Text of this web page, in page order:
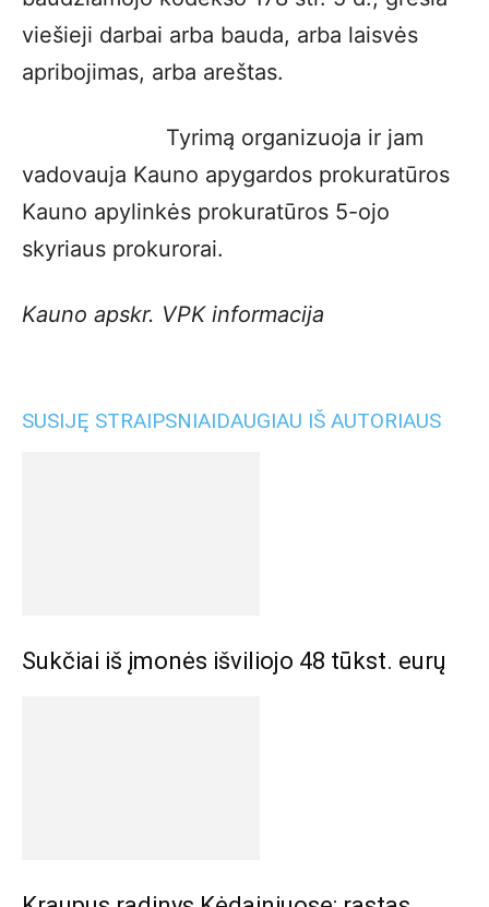
viešieji darbai arba bauda, arba laisvės
apribojimas, arba areštas.
Tyrimą organizuoja ir jam
vadovauja Kauno apygardos prokuratūros
Kauno apylinkės prokuratūros 5-ojo
skyriaus prokurorai.
Kauno apskr. VPK informacija
SUSIJĘ STRAIPSNIAIDAUGIAU IŠ AUTORIAUS
Sukčiai iš įmonės išviliojo 48 tūkst. eurų